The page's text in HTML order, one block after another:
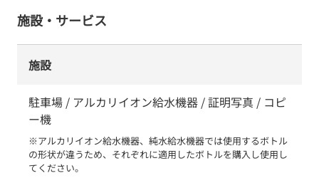
施設・サービス
施設
駐車場 / アルカリイオン給水機器 / 証明写真 / コピ
ー機
※アルカリイオン給水機器、純水給水機器では使用するボトル
の形状が違うため、それぞれに適用したボトルを購入し使用し
てください。